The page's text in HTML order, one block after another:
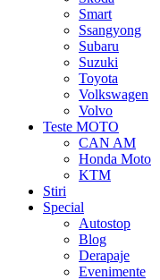
Smart
Ssangyong
Subaru
Suzuki
Toyota
Volkswagen
Volvo
Teste MOTO
CAN AM
Honda Moto
KTM
Stiri
Special
Autostop
Blog
Derapaje
Evenimente